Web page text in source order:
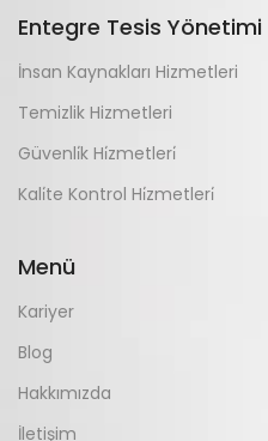
Entegre Tesis Yönetimi
İnsan Kaynakları Hizmetleri
Temizlik Hizmetleri
Güvenli̇k Hi̇zmetleri̇
Kali̇te Kontrol Hi̇zmetleri̇
Menü
Kariyer
Blog
Hakkımızda
İletişim